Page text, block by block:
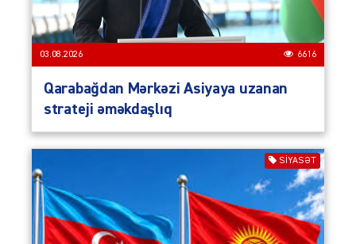
03.08.2026 6616
Qarabağdan Mərkəzi Asiyaya uzanan
strateji əməkdaşlıq
SIYASƏT